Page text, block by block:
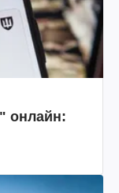
онлайн: